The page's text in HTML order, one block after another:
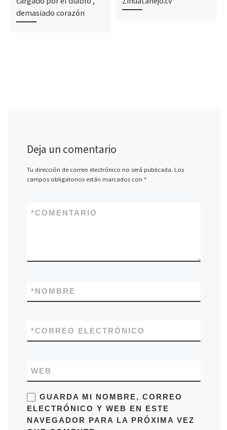
demasiado corazón
Deja un comentario
Tu dirección de correo electrónico no será publicada. Los
campos obligatorios están marcados con *
COMENTARIO
*
NOMBRE
*
CORREO ELECTRÓNICO
*
WEB
GUARDA MI NOMBRE, CORREO
ELECTRÓNICO Y WEB EN ESTE
NAVEGADOR PARA LA PRÓXIMA VEZ